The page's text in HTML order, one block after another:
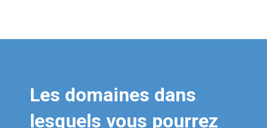
Les domaines dans
lesquels vous pourrez